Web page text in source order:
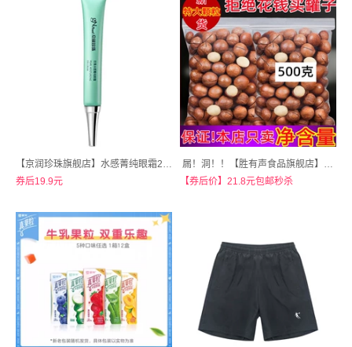
【京润珍珠旗舰店】水感菁纯眼霜20g
券后19.9元
屚！洞！！【胜有声食品旗舰店】2袋共500克！大号新货夏威夷果
【券后价】21.8元包邮秒杀